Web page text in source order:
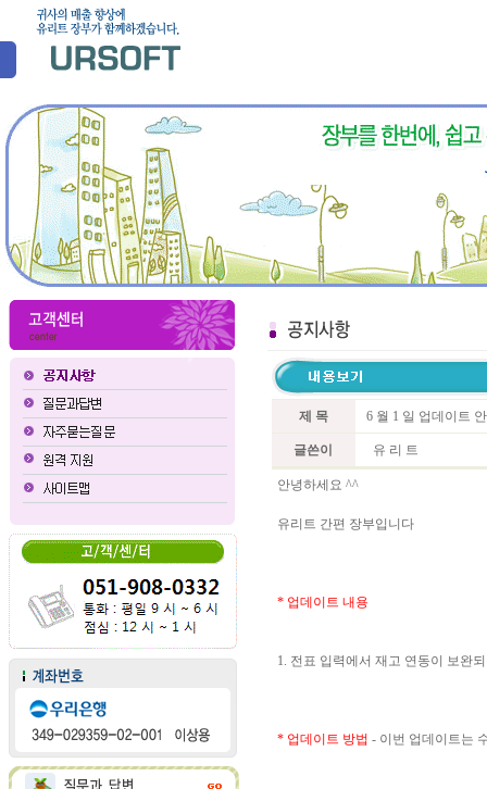
제 목 6 월 1 일 업데이트
글쓴이 유 리 트
안녕하세요 ^^
유리트 간편 장부입니다
* 업데이트 내용
1. 전표 입력에서 재고 연동이 보완
* 업데이트 방법 - 이번 업데이트는